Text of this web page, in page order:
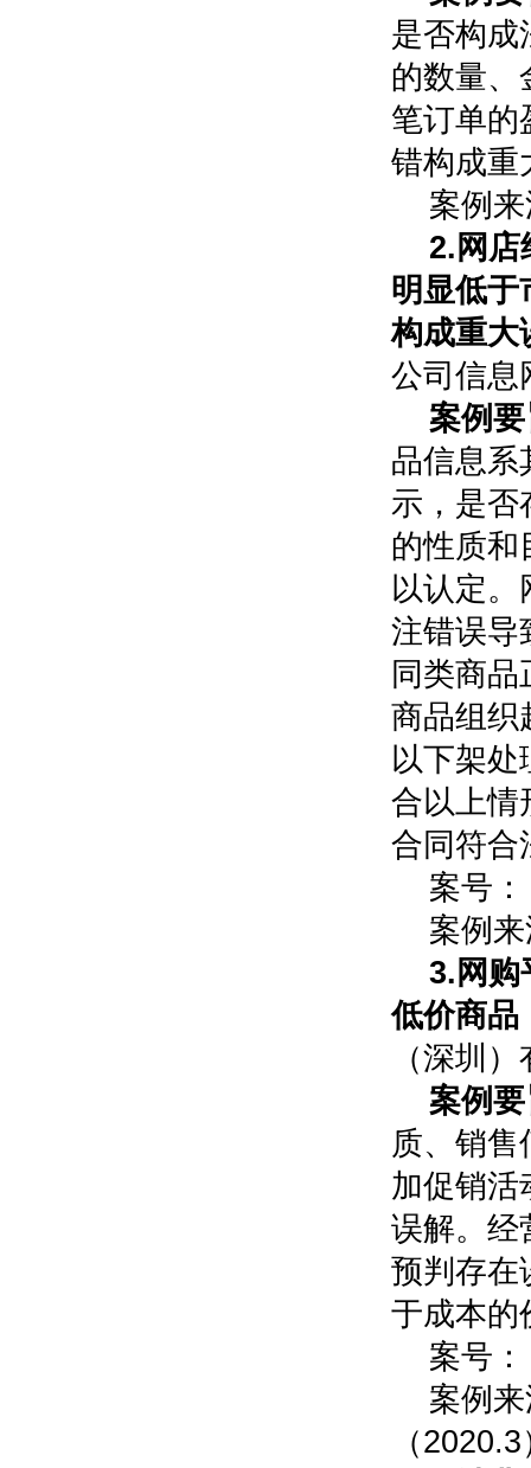
是否构成
的数量、
笔订单的
错构成重
案例
2.网店
明显低于
构成重大
公司信息
案例
品信息系
示，是否
的性质和
以认定。
注错误导
同类商
商品组织
以下架处
合以上情
合同符合
案号
案例
3.网购
低价商品
（深圳
案例
质、销
加促销活
误解。经
预判存在
于成本的
案号
案例
（